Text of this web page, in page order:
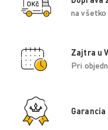
na všetko
Zajtra u
Pri